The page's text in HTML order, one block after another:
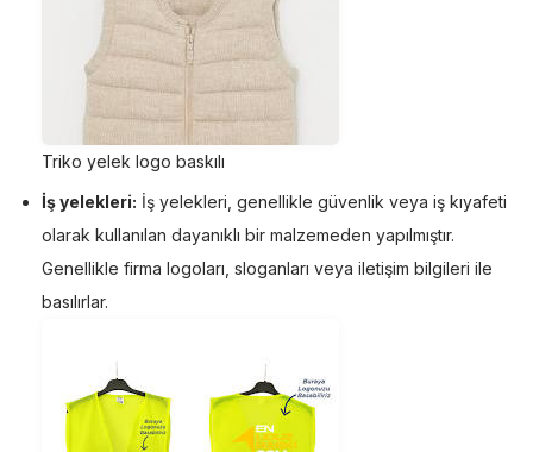
Triko yelek logo baskılı
İş yelekleri: İş yelekleri, genellikle güvenlik veya iş kıyafeti
olarak kullanılan dayanıklı bir malzemeden yapılmıştır.
Genellikle firma logoları, sloganları veya iletişim bilgileri ile
basılırlar.